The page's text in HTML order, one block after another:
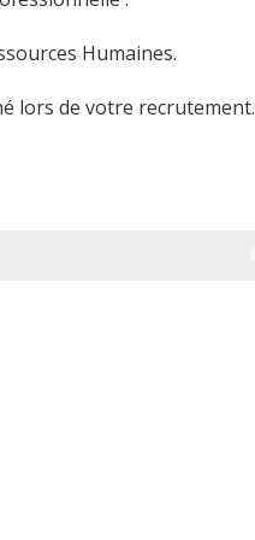
Humaines.
lors de votre recrutement.